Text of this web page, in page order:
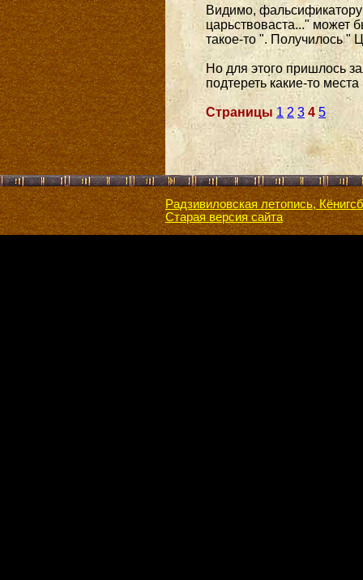
Видимо,
царьствоваста..." может
такое-то ". Получилось "
Но для этого пришлось
подтереть какие-то
Страницы 1 2 3 4 5
Радзивиловская летопись,
Старая версия сайта